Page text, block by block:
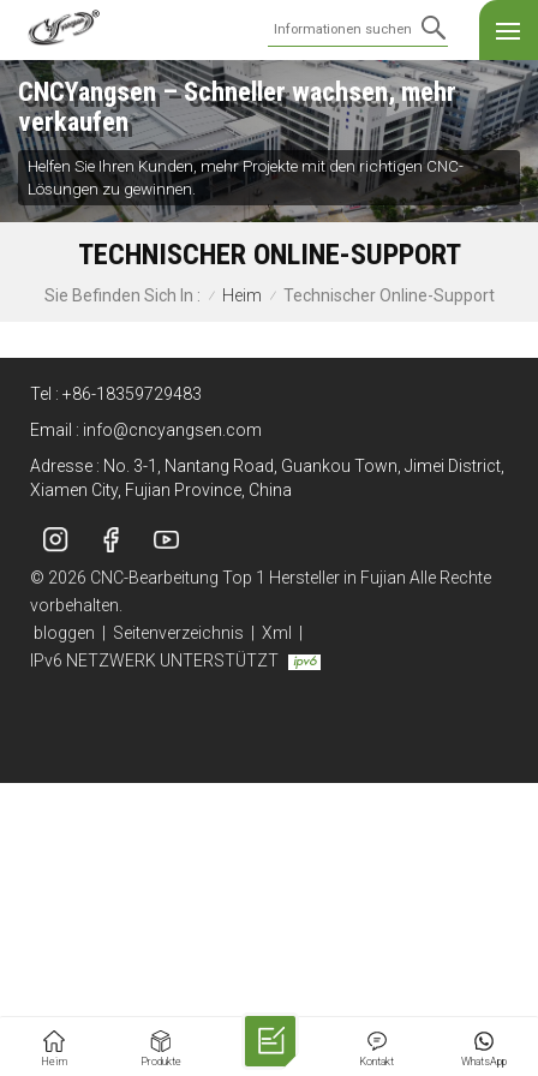
CNCYangsen – Schneller wachsen, mehr
verkaufen
Helfen Sie Ihren Kunden, mehr Projekte mit den richtigen CNC-
Lösungen zu gewinnen.
TECHNISCHER ONLINE-SUPPORT
Sie Befinden Sich In : / Heim / Technischer Online-Support
Tel : +86-18359729483
Email : info@cncyangsen.com
Adresse : No. 3-1, Nantang Road, Guankou Town, Jimei District,
Xiamen City, Fujian Province, China
© 2026 CNC-Bearbeitung Top 1 Hersteller in Fujian Alle Rechte
vorbehalten.
bloggen
Seitenverzeichnis Xml
IPv6 NETZWERK UNTERSTÜTZT
Heim Produkte WhatsApp
Kontakt